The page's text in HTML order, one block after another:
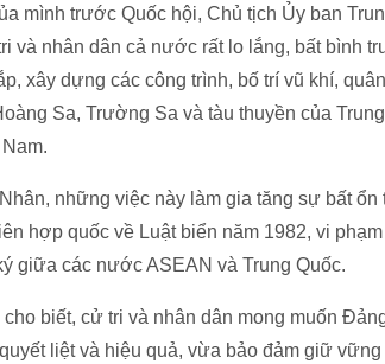
mình trước Quốc hội, Chủ tịch Ủy ban
và nhân dân cả nước rất lo lắng, bất bình
xây dựng các công trình, bố trí vũ khí,
Sa, Trường Sa và tàu thuyền của
những việc này làm gia tăng sự bất
hợp quốc về Luật biển năm 1982, vi
giữa các nước ASEAN và Trung Quốc.
biết, cử tri và nhân dân mong muốn
liệt và hiệu quả, vừa bảo đảm giữ